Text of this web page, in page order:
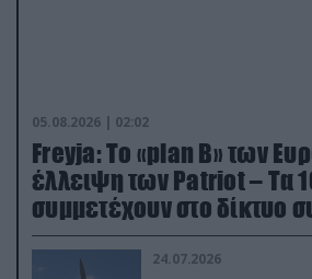
05.08.2026 | 02:02
Freyja: Το «plan Β» των
έλλειψη των Patriot – Τα
συμμετέχουν στο δίκτυο
24.07.2026